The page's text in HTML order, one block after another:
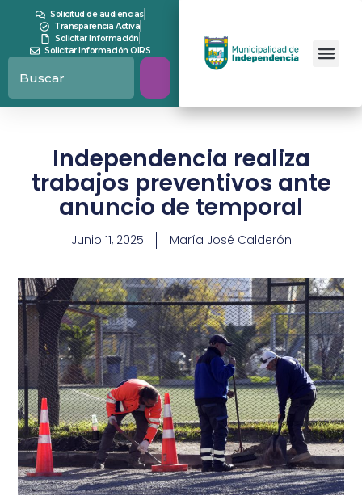
Solicitud de audiencias
Transparencia Activa
Solicitar Información
Solicitar Información OIRS
Independencia realiza
trabajos preventivos ante
anuncio de temporal
Junio 11, 2025 María José Calderón